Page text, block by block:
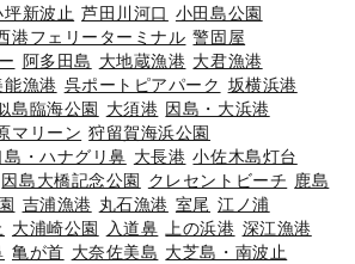
坪新波止 芦田川河口 小田島公園
港フェリーターミナル 警固屋
阿多田島 大地蔵漁港 大君漁港
能漁港 呉ポートピアパーク 坂横浜港
島臨海公園 大須港 因島・大浜港
マリーン 狩留賀海浜公園
島・ハナグリ鼻 大長港 小佐木島灯台
因島大橋記念公園 クレセントビーチ 鹿島
吉浦漁港 丸石漁港 室尾 江ノ浦
大浦崎公園 入道鼻 上の浜港 深江漁港
亀が首 大奈佐美島 大芝島・南波止